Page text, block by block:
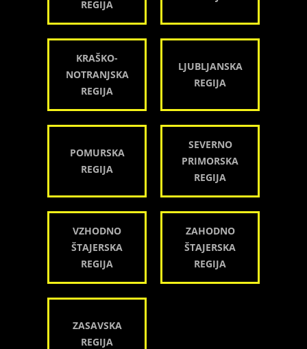
REGIJA
KRAŠKO-
NOTRANJSKA
REGIJA
LJUBLJANSKA
REGIJA
POMURSKA
REGIJA
SEVERNO
PRIMORSKA
REGIJA
VZHODNO
ŠTAJERSKA
REGIJA
ZAHODNO
ŠTAJERSKA
REGIJA
ZASAVSKA
REGIJA